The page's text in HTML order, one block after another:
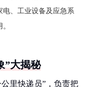
电、工业设备及应急系
”大揭秘
里快递员”，负责把